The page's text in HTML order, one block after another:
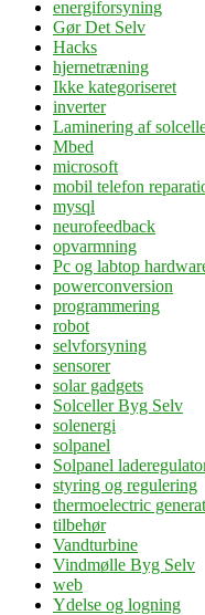
energiforsyning
Gør Det Selv
Hacks
hjernetræning
Ikke kategoriseret
inverter
Laminering af
Mbed
microsoft
mobil telefon
mysql
neurofeedback
opvarmning
Pc og labtop
powerconversion
programmering
robot
selvforsyning
sensorer
solar gadgets
Solceller Byg Selv
solenergi
solpanel
Solpanel
styring og regulering
thermoelectric
tilbehør
Vandturbine
Vindmølle Byg Selv
web
Ydelse og logning